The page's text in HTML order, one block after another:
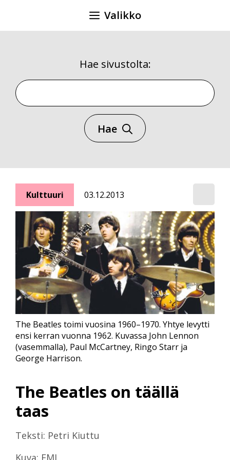
Valikko
Hae sivustolta:
Hae sivustolta
Hae
Kulttuuri 03.12.2013
The Beatles on täällä
taas
Teksti: Petri Kiuttu
Kuva: EMI
The Beatles toimi vuosina 1960–1970. Yhtye levytti
ensi kerran vuonna 1962. Kuvassa John Lennon
(vasemmalla), Paul McCartney, Ringo Starr ja
George Harrison.